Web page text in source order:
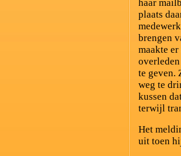
haar
plaats
brengen
maakte
te geven.
weg te
kussen
terwijl
Het
uit toen